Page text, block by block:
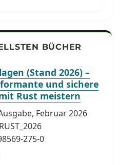
BÜCHER
(Stand 2026) –
und sichere
Rust meistern
Februar 2026
275-0